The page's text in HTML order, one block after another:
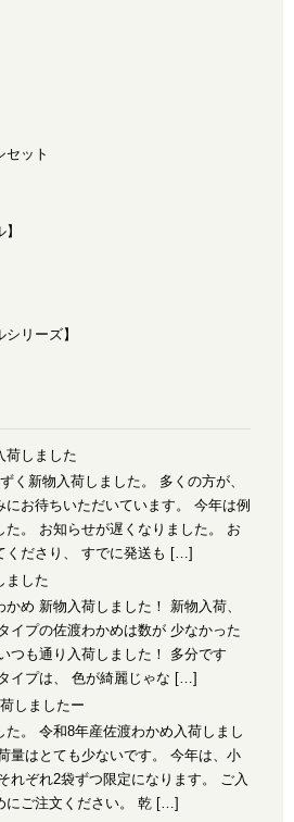
セット
リーズ】
荷しました
く新物入荷しました。 多くの方が、
お待ちいただいています。 今年は例
た。 お知らせが遅くなりました。 お
くださり、 すでに発送も […]
ました
め 新物入荷しました！ 新物入荷、
イプの佐渡わかめは数が 少なかった
つも通り入荷しました！ 多分です
イプは、 色が綺麗じゃな […]
しましたー
た。 令和8年産佐渡わかめ入荷しまし
量はとても少ないです。 今年は、小
れぞれ2袋ずつ限定になります。 ご入
にご注文ください。 乾 […]